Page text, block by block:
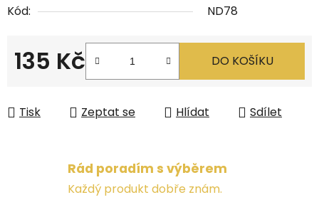
Kód:
ND78
135 Kč DO KOŠÍKU
Tisk Zeptat se Hlídat Sdílet
Rád poradím s výběrem
Každý produkt dobře znám.